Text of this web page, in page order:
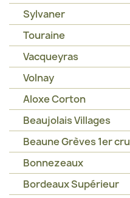
Sylvaner
Touraine
Vacqueyras
Volnay
Aloxe Corton
Beaujolais Villages
Beaune Grèves 1er cru
Bonnezeaux
Bordeaux Supérieur